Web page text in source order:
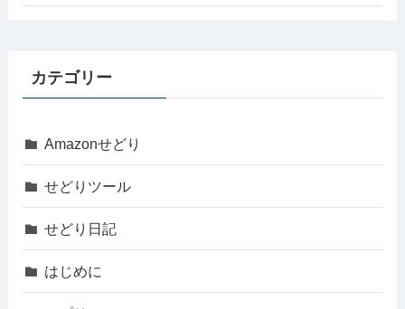
カテゴリー
Amazonせどり
せどりツール
せどり日記
はじめに